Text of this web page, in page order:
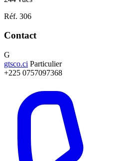
Réf. 306
Contact
G
gtsco.ci Particulier
+225 0757097368